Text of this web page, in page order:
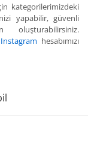
kategorilerimizdeki
yapabilir, güvenli
oluşturabilirsiniz.
Instagram hesabımızı